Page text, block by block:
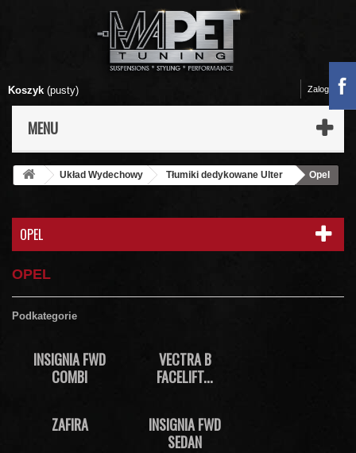
Koszyk (pusty)
MENU
Zaloguj się
Układ Wydechowy Tłumiki dedykowane Ulter Opel
OPEL
OPEL
Podkategorie
INSIGNIA FWD
COMBI
VECTRA B
FACELIFT...
ZAFIRA
INSIGNIA FWD
SEDAN